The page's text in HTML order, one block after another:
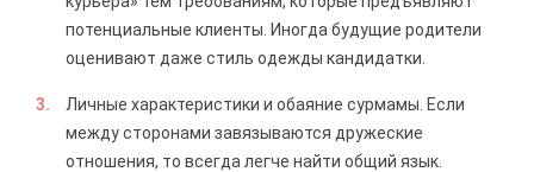
потенциальные клиенты. Иногда будущие родители
оценивают даже стиль одежды кандидатки.
Личные характеристики и обаяние сурмамы. Если
между сторонами завязываются дружеские
отношения, то всегда легче найти общий язык.